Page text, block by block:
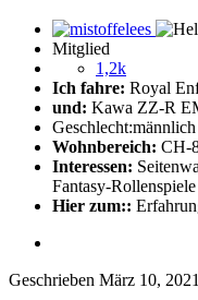
Mitglied
1,2k
Ich fahre: Royal
und: Kawa ZZ-R
Geschlecht:männlich
Wohnbereich: CH-
Interessen:
Fantasy-
Hier zum::
Geschrieben März 10, 2021